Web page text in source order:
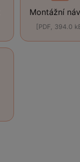
Montážní
[PDF, 394.0